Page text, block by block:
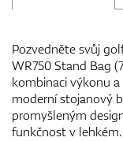
Pozvedněte svůj
WR750 Stand Bag
kombinaci výkonu
moderní stojanový
promyšleným
funkčnost v lehkém.